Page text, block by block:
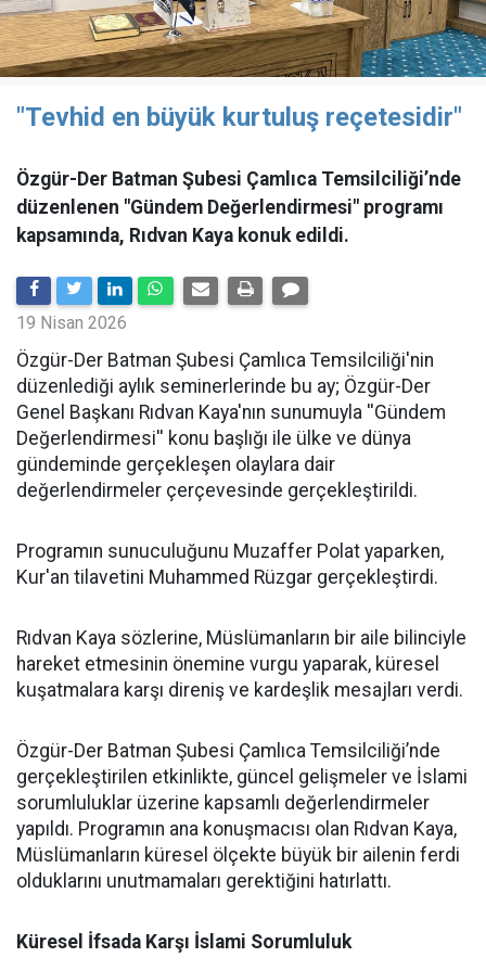
"Tevhid en büyük kurtuluş reçetesidir"
Özgür-Der Batman Şubesi Çamlıca Temsilciliği’nde
düzenlenen "Gündem Değerlendirmesi" programı
kapsamında, Rıdvan Kaya konuk edildi.
19 Nisan 2026
​Özgür-Der Batman Şubesi Çamlıca Temsilciliği'nin
düzenlediği aylık seminerlerinde bu ay; Özgür-Der
Genel Başkanı Rıdvan Kaya'nın sunumuyla ''Gündem
Değerlendirmesi'' konu başlığı ile ülke ve dünya
gündeminde gerçekleşen olaylara dair
değerlendirmeler çerçevesinde gerçekleştirildi.
Programın sunuculuğunu Muzaffer Polat yaparken,
Kur'an tilavetini Muhammed Rüzgar gerçekleştirdi.
Rıdvan Kaya sözlerine, Müslümanların bir aile bilinciyle
hareket etmesinin önemine vurgu yaparak, küresel
kuşatmalara karşı direniş ve kardeşlik mesajları verdi.
Özgür-Der Batman Şubesi Çamlıca Temsilciliği’nde
gerçekleştirilen etkinlikte, güncel gelişmeler ve İslami
sorumluluklar üzerine kapsamlı değerlendirmeler
yapıldı. Programın ana konuşmacısı olan Rıdvan Kaya,
Müslümanların küresel ölçekte büyük bir ailenin ferdi
olduklarını unutmamaları gerektiğini hatırlattı.
Küresel İfsada Karşı İslami Sorumluluk